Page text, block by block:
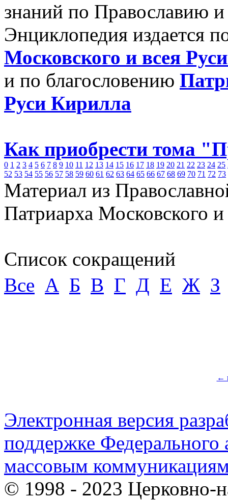
знаний по Православию
Энциклопедия издается
Московского и всея
и по благословению
Руси Кирилла
Как приобрести тома
0 1 2 3 4 5 6 7 8 9 10 11 12 13 14 15 16 17 18 19 20 21 22 23 24 25
52 53 54 55 56 57 58 59 60 61 62 63 64 65 66 67 68 69 70 71 72 73
Материал из
Патриарха Московского
Список сокращений
Все А Б В Г Д Е Ж З
←
Электронная версия
поддержке Федерального
массовым
© 1998 - 2023 Церковно-